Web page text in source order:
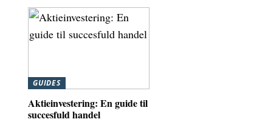
GUIDES
Aktieinvestering: En guide til
succesfuld handel